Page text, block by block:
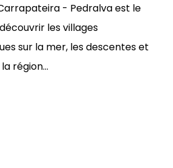
- Pedralva est le
les villages
sur la mer, les descentes et
région...